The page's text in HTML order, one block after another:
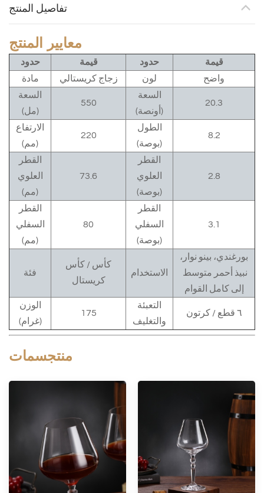
تفاصيل المنتج
معايير المنتج
حدود قيمة حدود
قيمة
مادة
زجاج كريستالي لون
واضح
السعة
(مل)
550
السعة
(أونصة)
20.3
الارتفاع
(مم)
220
الطول
(بوصة)
8.2
القطر
العلوي
(مم)
73.6
القطر
العلوي
(بوصة)
2.8
القطر
السفلي
(مم)
80
القطر
السفلي
(بوصة)
3.1
فئة
كأس / كأس
كريستال
الاستخدام
بورغندي، بينو نوار،
نبيذ أحمر متوسط ​​
إلى كامل القوام
الوزن
(غرام)
175
التعبئة
والتغليف
٦ قطع / كرتون
منتجسمات